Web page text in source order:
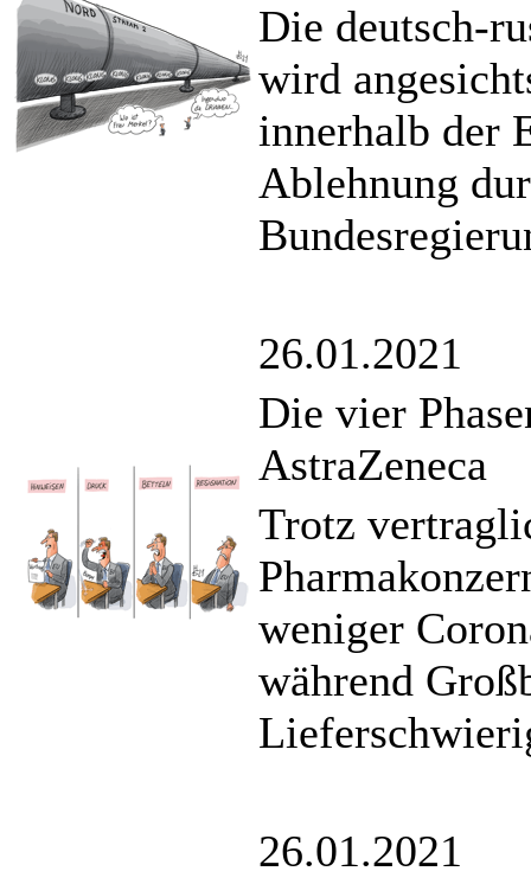
Die deutsch-
wird
innerhalb der
Ablehnung
26.01.2021
Die vier
AstraZeneca
Trotz
weniger
während
26.01.2021